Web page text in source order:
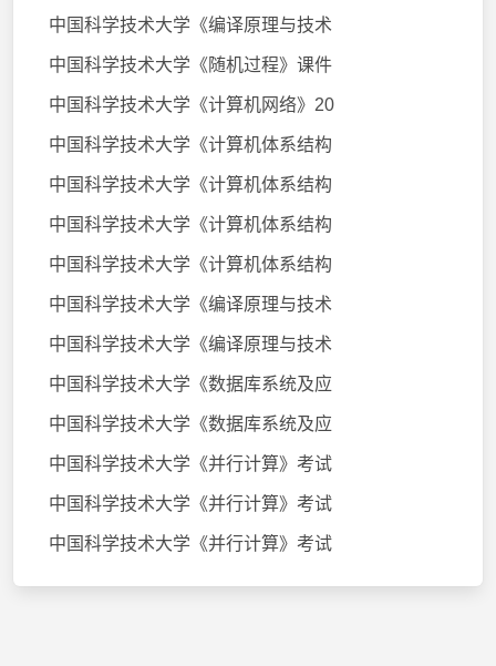
中国科学技术大学《编译原理与技术
中国科学技术大学《随机过程》课件
中国科学技术大学《计算机网络》20
中国科学技术大学《计算机体系结构
中国科学技术大学《计算机体系结构
中国科学技术大学《计算机体系结构
中国科学技术大学《计算机体系结构
中国科学技术大学《编译原理与技术
中国科学技术大学《编译原理与技术
中国科学技术大学《数据库系统及应
中国科学技术大学《数据库系统及应
中国科学技术大学《并行计算》考试
中国科学技术大学《并行计算》考试
中国科学技术大学《并行计算》考试